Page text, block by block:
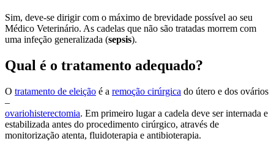
Sim, deve-se dirigir com o máximo de brevidade possível ao seu
Médico Veterinário. As cadelas que não são tratadas morrem com
uma infeção generalizada (sepsis).
Qual é o tratamento adequado?
O tratamento de eleição é a remoção cirúrgica do útero e dos ovários
–
ovariohisterectomia. Em primeiro lugar a cadela deve ser internada e
estabilizada antes do procedimento cirúrgico, através de
monitorização atenta, fluidoterapia e antibioterapia.